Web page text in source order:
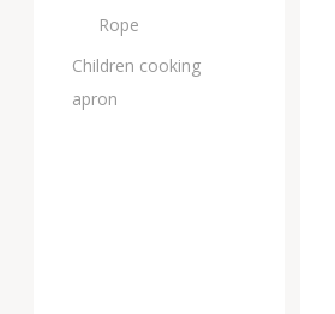
Rope
Children cooking
apron